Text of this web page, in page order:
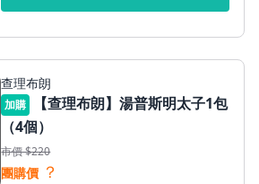
查理布朗
加購
【查理布朗】湯普斯明太子1包
（4個）
市價 $220
團購價 ？